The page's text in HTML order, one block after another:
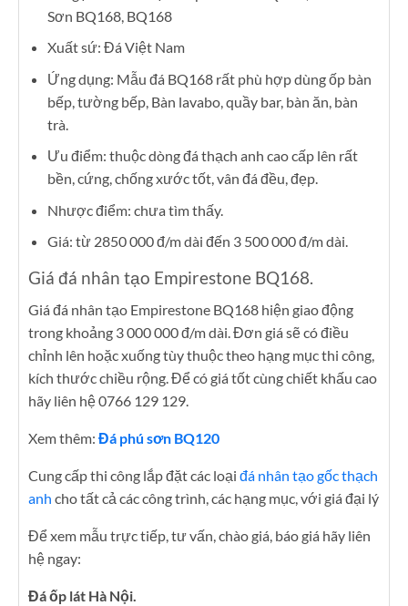
Sơn BQ168, BQ168
Xuất sứ: Đá Việt Nam
Ứng dụng: Mẫu đá BQ168 rất phù hợp dùng ốp bàn
bếp, tường bếp, Bàn lavabo, quầy bar, bàn ăn, bàn
trà.
Ưu điểm: thuộc dòng đá thạch anh cao cấp lên rất
bền, cứng, chống xước tốt, vân đá đều, đẹp.
Nhược điểm: chưa tìm thấy.
Giá: từ 2850 000 đ/m dài đến 3 500 000 đ/m dài.
Giá đá nhân tạo Empirestone BQ168.
Giá đá nhân tạo Empirestone BQ168 hiện giao động
trong khoảng 3 000 000 đ/m dài. Đơn giá sẽ có điều
chỉnh lên hoặc xuống tùy thuộc theo hạng mục thi công,
kích thước chiều rộng. Để có giá tốt cùng chiết khấu cao
hãy liên hệ 0766 129 129.
Xem thêm: Đá phú sơn BQ120
Cung cấp thi công lắp đặt các loại đá nhân tạo gốc thạch
anh cho tất cả các công trình, các hạng mục, với giá đại lý
Để xem mẫu trực tiếp, tư vấn, chào giá, báo giá hãy liên
hệ ngay:
Đá ốp lát Hà Nội.